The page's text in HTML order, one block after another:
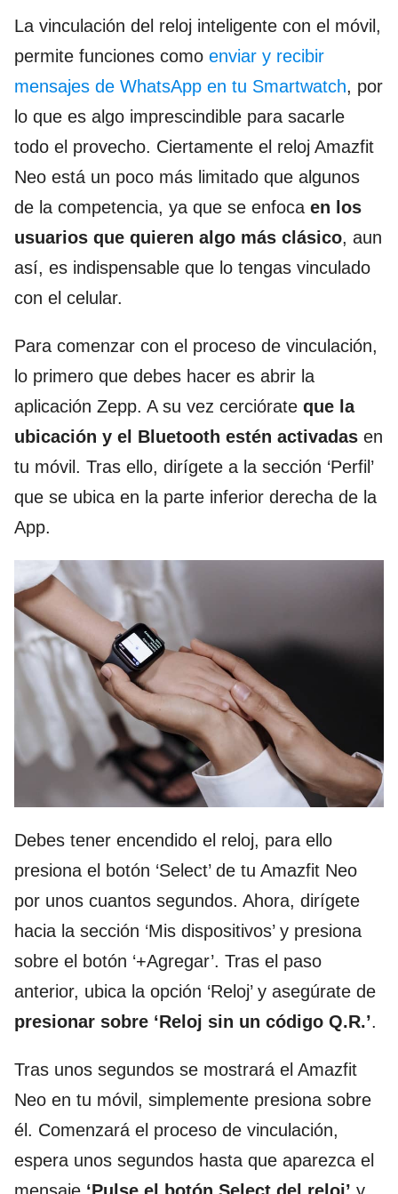
La vinculación del reloj inteligente con el móvil,
permite funciones como enviar y recibir
mensajes de WhatsApp en tu Smartwatch, por
lo que es algo imprescindible para sacarle
todo el provecho. Ciertamente el reloj Amazfit
Neo está un poco más limitado que algunos
de la competencia, ya que se enfoca en los
usuarios que quieren algo más clásico, aun
así, es indispensable que lo tengas vinculado
con el celular.
Para comenzar con el proceso de vinculación,
lo primero que debes hacer es abrir la
aplicación Zepp. A su vez cerciórate que la
ubicación y el Bluetooth estén activadas en
tu móvil. Tras ello, dirígete a la sección ‘Perfil’
que se ubica en la parte inferior derecha de la
App.
Debes tener encendido el reloj, para ello
presiona el botón ‘Select’ de tu Amazfit Neo
por unos cuantos segundos. Ahora, dirígete
hacia la sección ‘Mis dispositivos’ y presiona
sobre el botón ‘+Agregar’. Tras el paso
anterior, ubica la opción ‘Reloj’ y asegúrate de
presionar sobre ‘Reloj sin un código Q.R.’.
Tras unos segundos se mostrará el Amazfit
Neo en tu móvil, simplemente presiona sobre
él. Comenzará el proceso de vinculación,
espera unos segundos hasta que aparezca el